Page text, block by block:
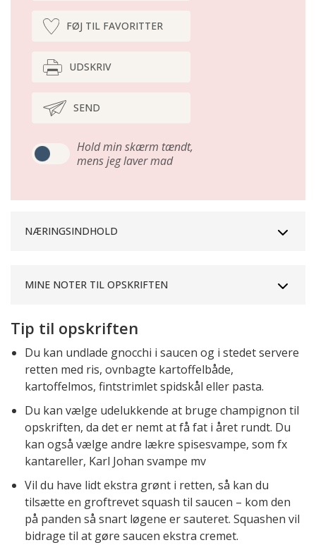
FØJ TIL FAVORITTER
UDSKRIV
SEND
Hold min skærm tændt,
mens jeg laver mad
NÆRINGSINDHOLD
MINE NOTER TIL OPSKRIFTEN
Tip til opskriften
Du kan undlade gnocchi i saucen og i stedet servere
retten med ris, ovnbagte kartoffelbåde,
kartoffelmos, fintstrimlet spidskål eller pasta.
Du kan vælge udelukkende at bruge champignon til
opskriften, da det er nemt at få fat i året rundt. Du
kan også vælge andre lækre spisesvampe, som fx
kantareller, Karl Johan svampe mv
Vil du have lidt ekstra grønt i retten, så kan du
tilsætte en groftrevet squash til saucen – kom den
på panden så snart løgene er sauteret. Squashen vil
bidrage til at gøre saucen ekstra cremet.